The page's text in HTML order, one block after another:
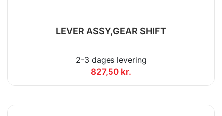
LEVER ASSY,GEAR SHIFT
2-3 dages levering
827,50 kr.